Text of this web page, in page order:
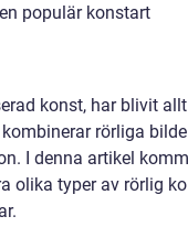
populär konstart
konst, har blivit
rörliga
I denna artikel
olika typer av rörlig